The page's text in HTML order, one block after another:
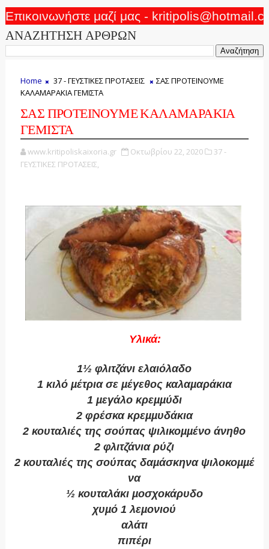
Επικοινωνήστε μαζί μας -
ΑΝΑΖΗΤΗΣΗ ΑΡΘΡΩΝ
Home 37 - ΓΕΥΣΤΙΚΕΣ ΠΡΟΤΑΣΕΙΣ
ΣΑΣ ΠΡΟΤΕΙΝΟΥΜΕ
ΚΑΛΑΜΑΡΑΚΙΑ ΓΕΜΙΣΤΑ
ΣΑΣ ΠΡΟΤΕΙΝΟΥΜΕ ΚΑΛΑΜΑΡΑΚΙΑ
ΓΕΜΙΣΤΑ
www.kritipoliskaixoria.gr Οκτωβρίου 22, 2020
37 -
ΓΕΥΣΤΙΚΕΣ ΠΡΟΤΑΣΕΙΣ,
Υλικά:
1½φλιτζάνι ελαιόλαδο
1 κιλόµέτρια σεµέγεθος καλαµαράκια
1 µεγάλο κρεµµύδι
2 φρέσκα κρεµµυδάκια
2κουταλιές της σούπας ψιλικοµµένο άνηθο
2φλιτζάνια ρύζι
2 κουταλιές της σούπας δαµάσκηνα ψιλοκοµµέ
να
½ κουταλάκιµοσχοκάρυδο
χυµό 1λεµονιού
αλάτι
πιπέρι